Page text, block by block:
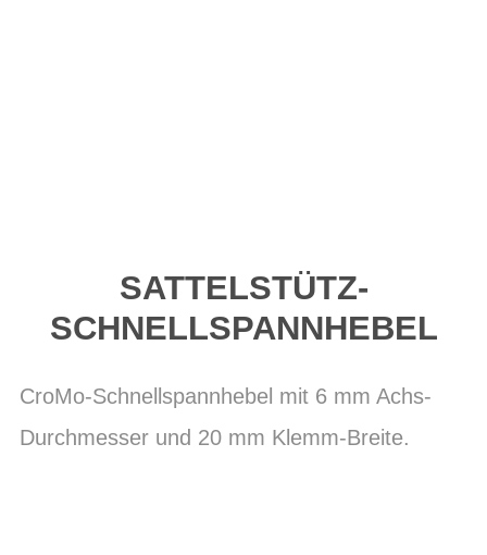
SATTELSTÜTZ-
SCHNELLSPANNHEBEL
CroMo-Schnellspannhebel mit 6 mm Achs-
Durchmesser und 20 mm Klemm-Breite.